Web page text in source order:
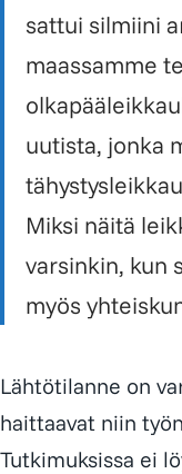
sattui silmiini
maassamme
uutista, jonka
Miksi näitä
varsinkin, kun
myös
Lähtötilanne on
haittaavat niin
Tutkimuksissa ei